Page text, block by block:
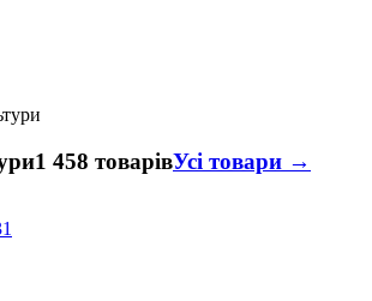
1 458 товарівУсі товари →